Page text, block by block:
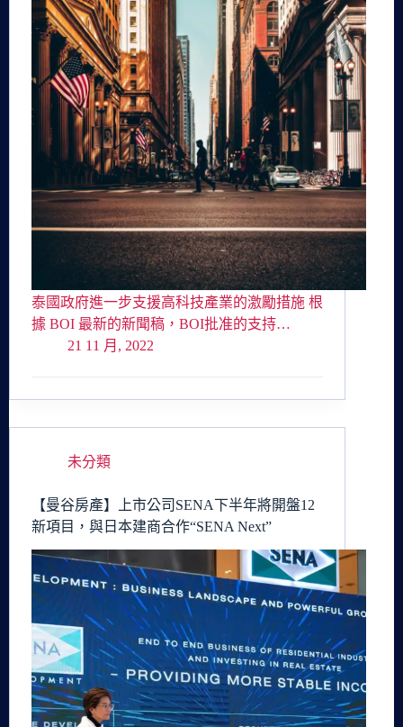
泰國政府進一步支援高科技產業的激勵措施 根
據 BOI 最新的新聞稿，BOI批准的支持…
21 11 月, 2022
未分類
【曼谷房產】上市公司SENA下半年將開盤12
新項目，與日本建商合作“SENA Next”